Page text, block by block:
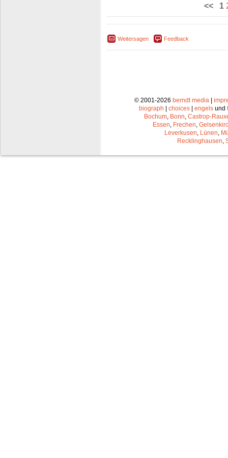
<< 1
Weitersagen Feedback
© 2001-2026 berndt media |
biograph | choices | engels und
Bochum Bonn Castrop-
Essen Frechen
Leverkusen Lünen
Recklinghausen